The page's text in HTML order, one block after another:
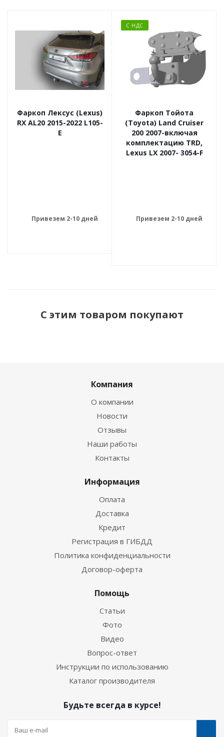
Фаркоп Лексус (Lexus)
RX AL20 2015-2022 L105-
E
Привезем 2-10 дней
С НДС
Фаркоп Тойота
(Toyota) Land Cruiser
200 2007-включая
комплектацию TRD,
Lexus LX 2007- 3054-F
Привезем 2-10 дней
С этим товаром покупают
Компания
О компании
Новости
Отзывы
Наши работы
Контакты
Информация
Оплата
Доставка
Кредит
Регистрация в ГИБДД
Политика конфиденциальности
Договор-оферта
Помощь
Статьи
Фото
Видео
Вопрос-ответ
Инструкции по использованию
Каталог производителя
Будьте всегда в курсе!